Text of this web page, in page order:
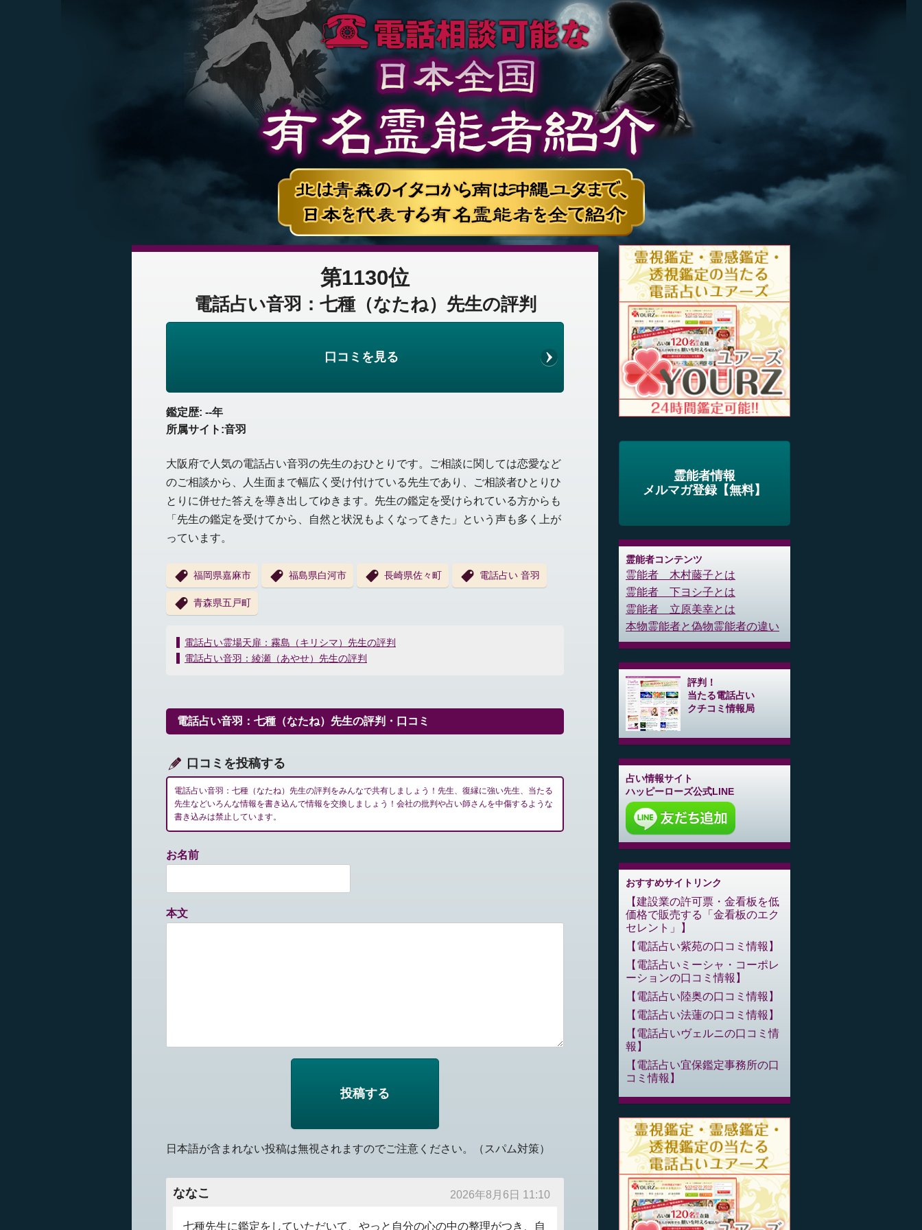
第1130位
電話占い音羽：七種（なたね）先生の評判
口コミを見る
鑑定歴: --年
所属サイト:音羽
大阪府で人気の電話占い音羽の先生のおひとりです。ご相談に関しては恋愛など
のご相談から、人生面まで幅広く受け付けている先生であり、ご相談者ひとりひ
とりに併せた答えを導き出してゆきます。先生の鑑定を受けられている方からも
「先生の鑑定を受けてから、自然と状況もよくなってきた」という声も多く上が
っています。
福岡県嘉麻市 福島県白河市 長崎県佐々町 電話占い 音羽
青森県五戸町
投
稿
ー
シ
ン
電話占い霊場天扉：霧島（キリシマ）先生の評判
電話占い音羽：綾瀬（あやせ）先生の評判
電話占い音羽：七種（なたね）先生の評判・口コミ
口コミを投稿する
電話占い音羽：七種（なたね）先生の評判をみんなで共有しましょう！先生、復縁に強い先生、当たる
先生などいろんな情報を書き込んで情報を交換しましょう！会社の批判や占い師さんを中傷するような
書き込みは禁止しています。
お名前
本文
日本語が含まれない投稿は無視されますのでご注意ください。（スパム対策）
ななこ 2026年8月6日 11:10
七種先生に鑑定をしていただいて、やっと自分の心の中の整理がつき、自
霊能者情報
メルマガ登録【無料】
霊能者コンテンツ
霊能者 木村藤子とは
霊能者 下ヨシ子とは
霊能者 立原美幸とは
本物霊能者と偽物霊能者の違い
評判！
当たる電話占い
クチコミ情報局
占い情報サイト
ハッピーローズ公式LINE
おすすめサイトリンク
建設業の許可票・金看板を低
価格で販売する「金看板のエク
セレント」
電話占い紫苑の口コミ情報
電話占いミーシャ・コーポレ
ーションの口コミ情報
電話占い陸奥の口コミ情報
電話占い法蓮の口コミ情報
電話占いヴェルニの口コミ情
報
電話占い宜保鑑定事務所の口
コミ情報